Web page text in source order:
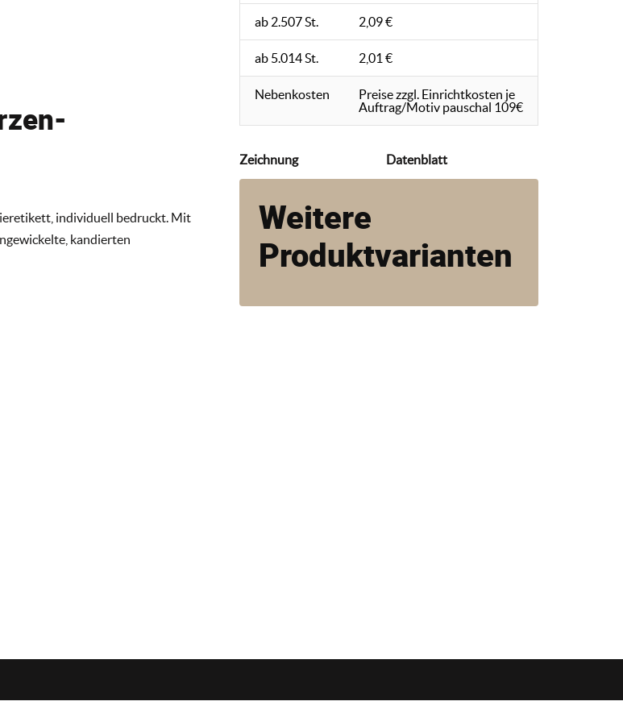
individuell bedruckt. Mit
kandierten
ab 2.507 St. 2,09 €
ab 5.014 St. 2,01 €
Nebenkosten
Preise zzgl. Einrichtkosten je
Auftrag/Motiv pauschal 109€
Zeichnung Datenblatt
Weitere
Produktvarianten